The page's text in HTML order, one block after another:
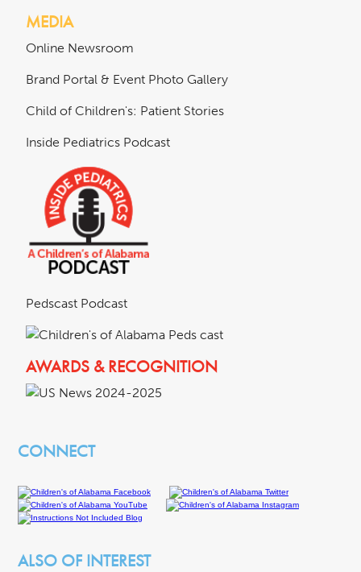
MEDIA
Online Newsroom
Brand Portal & Event Photo Gallery
Child of Children's: Patient Stories
Inside Pediatrics Podcast
Pedscast Podcast
AWARDS & RECOGNITION
CONNECT
ALSO OF INTEREST